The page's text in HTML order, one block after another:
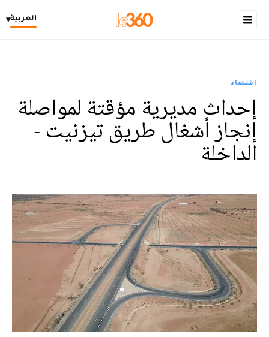
العربية▾
اقتصاد
إحداث مديرية مؤقتة لمواصلة
إنجاز أشغال طريق تيزنيت -
الداخلة